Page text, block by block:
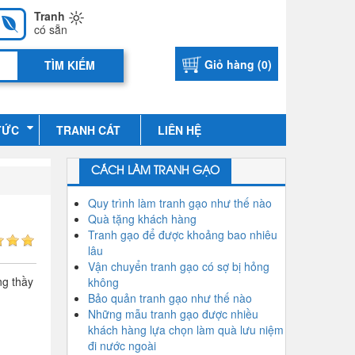
Tranh
có sẵn
Giỏ hàng (0)
TRANH CÁT LIÊN HỆ
thầy
CÁCH LÀM TRANH GẠO
Quy trình làm tranh gạo như thế nào
Quà tặng khách hàng
Tranh gạo để được khoảng bao nhiêu
lâu
Vận chuyển tranh gạo có sợ bị hỏng
không
Bảo quản tranh gạo như thế nào
Những mẫu tranh gạo được nhiều
khách hàng lựa chọn làm quà lưu niệm
đi nước ngoài